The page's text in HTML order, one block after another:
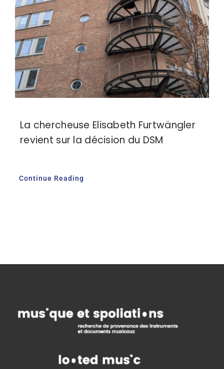
La chercheuse Elisabeth Furtwängler
revient sur la décision du DSM
Continue Reading